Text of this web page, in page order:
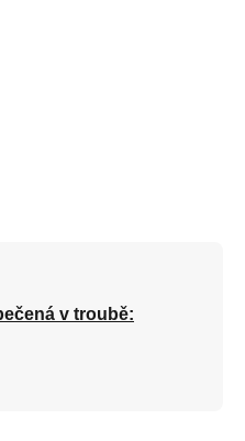
v troubě: